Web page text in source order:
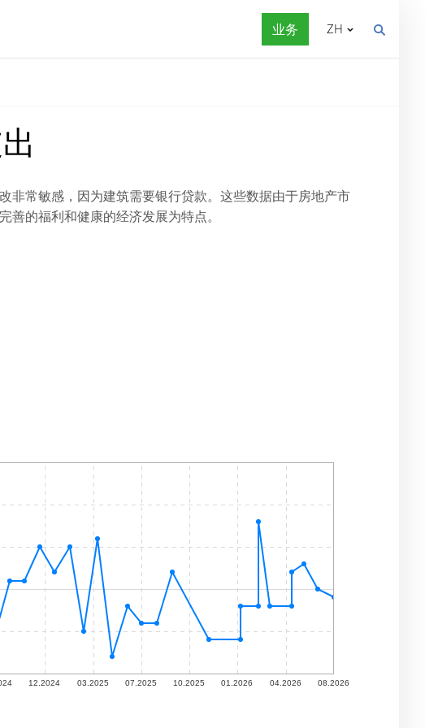
业务 ZH
非常敏感，因为建筑需要银行贷款。这些数据由于房地产市
的福利和健康的经济发展为特点。